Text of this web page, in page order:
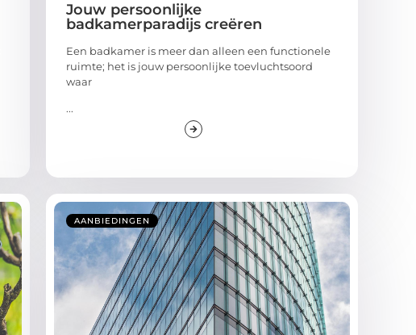
Jouw persoonlijke
badkamerparadijs creëren
Een badkamer is meer dan alleen een functionele
ruimte; het is jouw persoonlijke toevluchtsoord
waar
...
AANBIEDINGEN